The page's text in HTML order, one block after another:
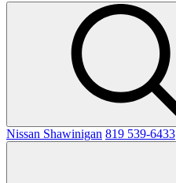
Nissan Shawinigan 819 539-6433